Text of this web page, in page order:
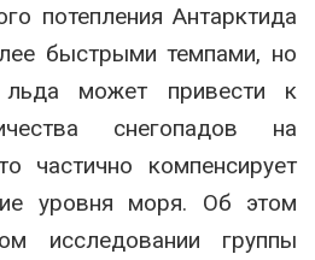
потепления Антарктида
быстрыми темпами, но
льда может привести к
снегопадов на
частично компенсирует
уровня моря. Об этом
исследовании группы